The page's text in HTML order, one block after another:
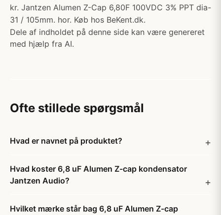
kr. Jantzen Alumen Z-Cap 6,80F 100VDC 3% PPT dia-
31 / 105mm. hor. Køb hos BeKent.dk.
Dele af indholdet på denne side kan være genereret
med hjælp fra AI.
Ofte stillede spørgsmål
Hvad er navnet på produktet?
Hvad koster 6,8 uF Alumen Z-cap kondensator
Jantzen Audio?
Hvilket mærke står bag 6,8 uF Alumen Z-cap